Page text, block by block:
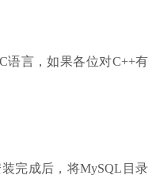
语言，如果各位对C++有
完成后，将MySQL目录